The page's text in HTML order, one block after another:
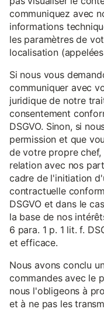
communiquez avec
informations
les paramètres de
localisation
Si nous vous
communiquer avec
juridique de notre
consentement
DSGVO. Sinon, si
permission et que
de votre propre chef,
relation avec nos
cadre de l'initiation
contractuelle
DSGVO et dans le
la base de nos
6 para. 1 p. 1 lit. f.
et efficace.
Nous avons conclu
commandes avec le
nous l'obligeons à
et à ne pas les